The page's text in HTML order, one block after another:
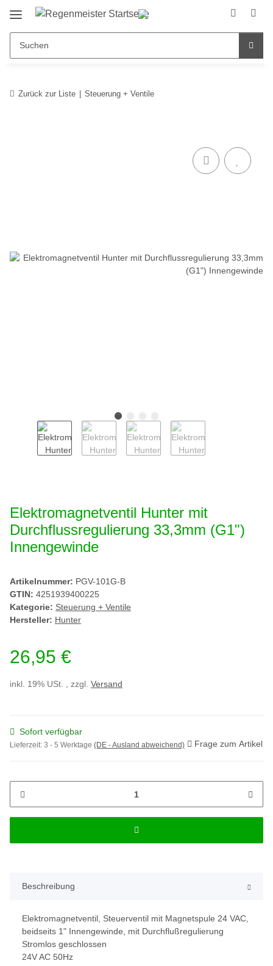
Zurück zur Liste Steuerung + Ventile
Elektromagnetventil Hunter mit
Durchflussregulierung 33,3mm (G1")
Innengewinde
Artikelnummer: PGV-101G-B
GTIN: 4251939400225
Kategorie: Steuerung + Ventile
Hersteller: Hunter
26,95 €
inkl. 19% USt. , zzgl. Versand
Sofort verfügbar
Lieferzeit: 3 - 5 Werktage (DE - Ausland abweichend) Frage zum Artikel
Beschreibung
Elektromagnetventil, Steuerventil mit Magnetspule 24 VAC,
beidseits 1" Innengewinde, mit Durchflußregulierung
Stromlos geschlossen
24V AC 50Hz